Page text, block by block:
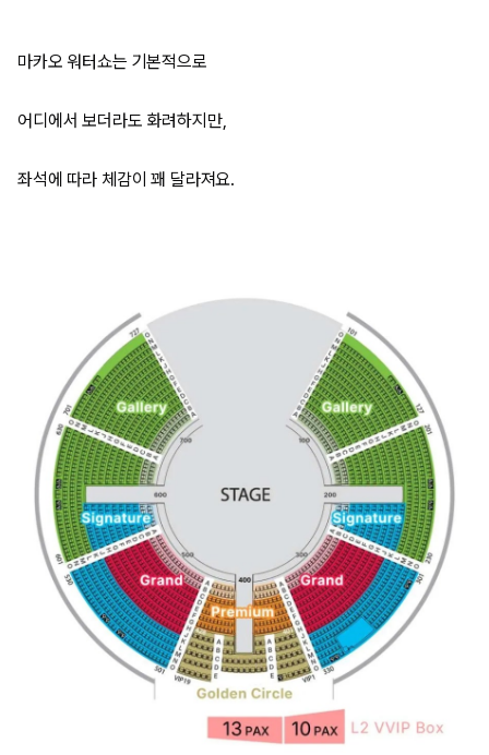
마카오 워터쇼는 기본적으로
어디에서 보더라도 화려하지만,
좌석에 따라 체감이 꽤 달라져요.